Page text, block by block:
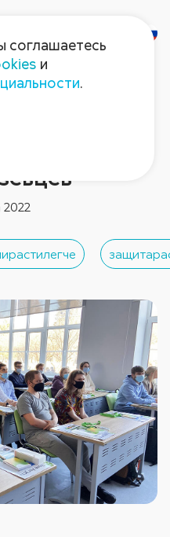
для
2022
соглашаетесь
и
.